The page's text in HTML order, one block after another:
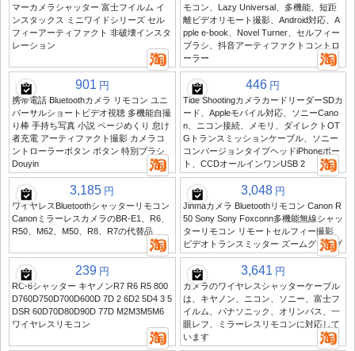
マーカメラシャッター 富士フイルム イ
ンスタックス ミニワイドシリーズ セル
フィーアーティファクト 非破壊インスタ
レーション
モコン、Lazy Universal、多機能、短距
離ビデオリモート撮影、Android対応、A
pple e-book、Novel Turner、セルフィー
ブラシ、抖音アーティファクトコントロ
ーラー
901 円
携帯電話 Bluetoothカメラ リモコン ユニ
バーサルショートビデオ視聴 多機能自撮
り棒 手持ち写真 小説 ページめくり 怠け
者充電 アーティファクト撮影 カメラコ
ントローラーボタン ボタン 特別ブラシ
Douyin
446 円
Tide ShootingカメラカードリーダーSDカ
ード、Appleモバイル対応、ソニーCano
n、ニコン接続、メモリ、ダイレクトOT
Gトランスミッションケーブル、ソニー
コンバージョンタイプヘッドiPhoneポー
ト、CCDオールインワンUSB 2
3,185 円
ワイヤレスBluetoothシャッターリモコン
CanonミラーレスカメラのBR-E1、R6、
R50、M62、M50、R8、R7の代替品
3,048 円
Jinmaカメラ Bluetoothリモコン Canon R
50 Sony Sony Foxconn多機能無線シャッ
ターリモコン リモートセルフィー撮影
ビデオトランスミッター ズームグリップ
239 円
RC-6シャッター キヤノンR7 R6 R5 800
D760D750D700D600D 7D 2 6D2 5D4 3 5
DSR 60D70D80D90D 77D M2M3M5M6
ワイヤレスリモコン
3,641 円
カメラのワイヤレスシャッターケーブル
は、キヤノン、ニコン、ソニー、富士フ
イルム、パナソニック、オリンパス、一
眼レフ、ミラーレスリモコンに対応して
います